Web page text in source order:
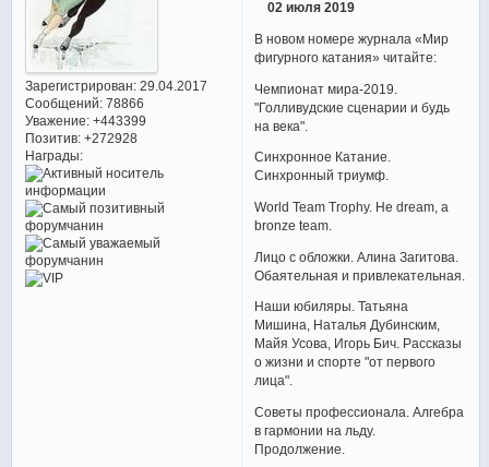
Зарегистрирован: 29.04.2017
Сообщений:78866
Уважение: +443399
Позитив: +272928
Награды:
02 июля 2019
В новом номере журнала «Мир
фигурного катания» читайте:
Чемпионат мира-2019.
"Голливудские сценарии и будь
на века".
Синхронное Катание.
Синхронный триумф.
World Team Trophy. Не dream, а
bronze team.
Лицо с обложки. Алина Загитова.
Обаятельная и привлекательная.
Наши юбиляры. Татьяна
Мишина, Наталья Дубинским,
Майя Усова, Игорь Бич. Рассказы
о жизни и спорте "от первого
лица".
Советы профессионала. Алгебра
в гармонии на льду.
Продолжение.